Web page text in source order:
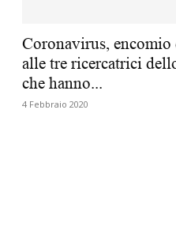
Coronavirus,
alle tre ricercatrici
che hanno...
4 Febbraio 2020